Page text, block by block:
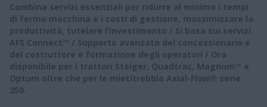
​​​Combina servizi essenziali per ridurre al minimo i tempi
di fermo macchina e i costi di gestione, massimizzare la
produttività, tutelare l’investimento / Si basa sui servizi
AFS Connect™ / Supporto avanzato del concessionario e
del costruttore e formazione degli operatori / Ora
disponibile per i trattori Steiger, Quadtrac, Magnum™ e
Optum oltre che per le mietitrebbia Axial-Flow® serie
250.